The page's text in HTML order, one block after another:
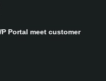
Portal meet customer